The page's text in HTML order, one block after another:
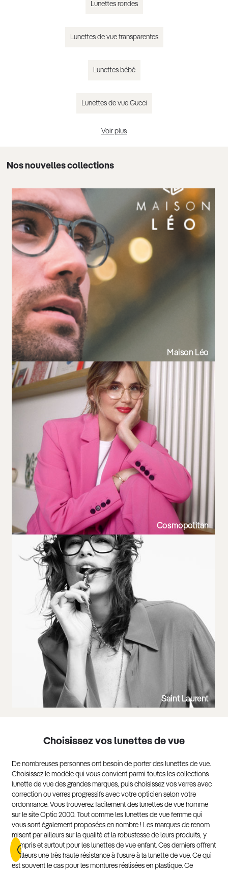
Lunettes rondes
Lunettes de vue transparentes
Lunettes bébé
Lunettes de vue Gucci
Lunettes de vue Chloé
Lunettes de vue Guess
Lunettes de vue femme tendance 2025
Lunettes de vue homme tendance 2025
Lunettes de vue noir
Voir plus
Nos nouvelles collections
Maison Léo
Cosmopolitan
Saint Laurent
Choisissez vos lunettes de vue
De nombreuses personnes ont besoin de porter des lunettes de vue.
Choisissez le modèle qui vous convient parmi toutes les collections
lunette de vue des grandes marques, puis choisissez vos verres avec
correction ou verres progressifs avec votre opticien selon votre
ordonnance. Vous trouverez facilement des lunettes de vue homme
sur le site Optic 2000. Tout comme les lunettes de vue femme qui
vous sont également proposées en nombre ! Les marques de renom
misent par ailleurs sur la qualité et la robustesse de leurs produits, y
compris et surtout pour les lunettes de vue enfant. Ces derniers offrent
d’ailleurs une très haute résistance à l’usure à la lunette de vue. Ce qui
est souvent le cas pour les montures réalisées en plastique. Ce